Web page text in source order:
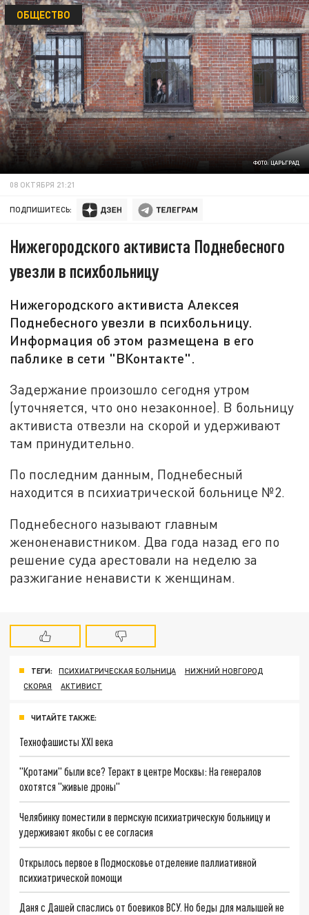
ФОТО: ЦАРЬГРАД
ОБЩЕСТВО
08 ОКТЯБРЯ 21:21
ПОДПИШИТЕСЬ:
Нижегородского активиста Поднебесного
увезли в психбольницу
Нижегородского активиста Алексея
Поднебесного увезли в психбольницу.
Информация об этом размещена в его
паблике в сети "ВКонтакте".
Задержание произошло сегодня утром
(уточняется, что оно незаконное). В больницу
активиста отвезли на скорой и удерживают
там принудительно.
По последним данным, Поднебесный
находится в психиатрической больнице №2.
Поднебесного называют главным
женоненавистником. Два года назад его по
решение суда арестовали на неделю за
разжигание ненависти к женщинам.
ТЕГИ: ПСИХИАТРИЧЕСКАЯ БОЛЬНИЦА
НИЖНИЙ НОВГОРОД
СКОРАЯ
АКТИВИСТ
ЧИТАЙТЕ ТАКЖЕ:
Технофашисты XXI века
"Кротами" были все? Теракт в центре Москвы: На генералов
охотятся "живые дроны"
Челябинку поместили в пермскую психиатрическую больницу и
удерживают якобы с ее согласия
Открылось первое в Подмосковье отделение паллиативной
психиатрической помощи
Даня с Дашей спаслись от боевиков ВСУ. Но беды для малышей не